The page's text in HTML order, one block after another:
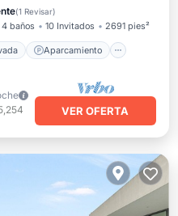
(1 Revisar)
4 baños 10 Invitados 2691 pies²
Aparcamiento
Balcón/Terraza
VER OFERTA